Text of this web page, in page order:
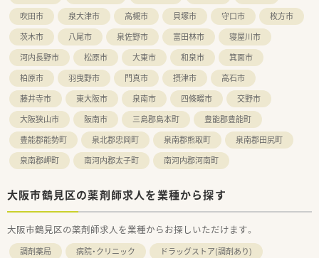
吹田市
泉大津市 高槻市 貝塚市 守口市
枚方市
茨木市
八尾市 泉佐野市 富田林市
寝屋川市
河内長野市
松原市 大東市 和泉市
箕面市
柏原市
羽曳野市 門真市 摂津市
高石市
藤井寺市
東大阪市 泉南市 四條畷市
交野市
大阪狭山市
阪南市 三島郡島本町
豊能郡豊能町
豊能郡能勢町
泉北郡忠岡町 泉南郡熊取町
泉南郡田尻町
泉南郡岬町
南河内郡太子町 南河内郡河南町
大阪市鶴見区の薬剤師求人を業種から探す
大阪市鶴見区の薬剤師求人を業種からお探しいただけます。
調剤薬局 病院・クリニック ドラッグストア(調剤あり)